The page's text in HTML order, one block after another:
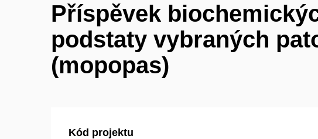
Příspěvek
podstaty vybraných
(mopopas)
Kód projektu